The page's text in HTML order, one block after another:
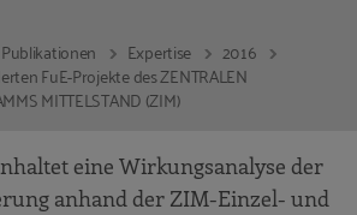
Publikationen Expertise
2016
FuE-Projekte des ZENTRALEN
MITTELSTAND (ZIM)
eine Wirkungsanalyse der
anhand der ZIM-Einzel- und